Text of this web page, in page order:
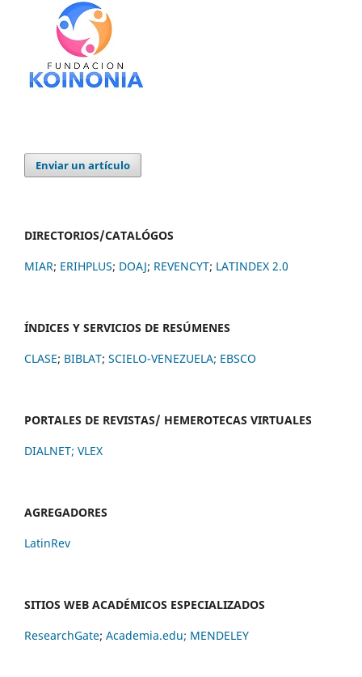
Enviar un artículo
DIRECTORIOS/CATALÓGOS
MIAR; ERIHPLUS; DOAJ; REVENCYT; LATINDEX 2.0
ÍNDICES Y SERVICIOS DE RESÚMENES
CLASE; BIBLAT; SCIELO-VENEZUELA; EBSCO
PORTALES DE REVISTAS/ HEMEROTECAS VIRTUALES
DIALNET; VLEX
AGREGADORES
LatinRev
SITIOS WEB ACADÉMICOS ESPECIALIZADOS
ResearchGate; Academia.edu; MENDELEY